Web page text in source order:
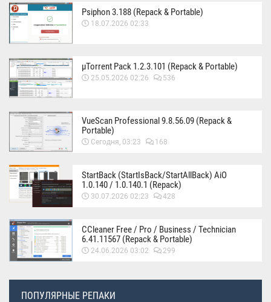
Psiphon 3.188 (Repack & Portable)
18.07.2026 02:33
µTorrent Pack 1.2.3.101 (Repack & Portable)
25.05.2026 02:26 536
VueScan Professional 9.8.56.09 (Repack &
Portable)
Сегодня, 03:23 168
StartBack (StartIsBack/StartAllBack) AiO
1.0.140 / 1.0.140.1 (Repack)
30.07.2026 02:23 428
CCleaner Free / Pro / Business / Technician
6.41.11567 (Repack & Portable)
24.06.2026 03:02 299
ПОПУЛЯРНЫЕ РЕПАКИ